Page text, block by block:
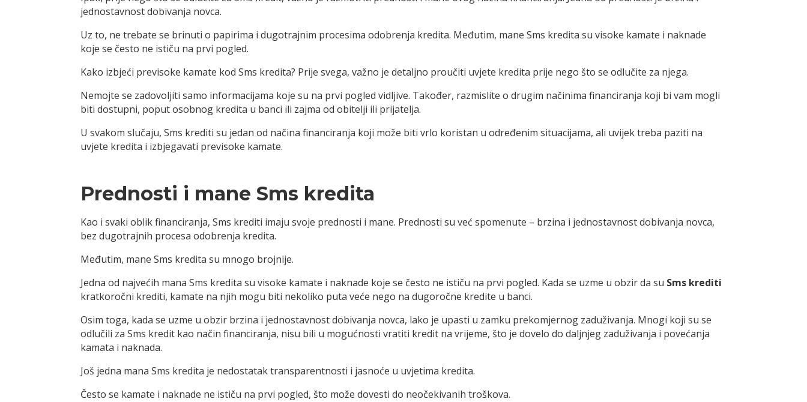
jednostavnost dobivanja novca.
Uz to, ne trebate se brinuti o papirima i dugotrajnim procesima odobrenja kredita. Međutim, mane Sms kredita su visoke kamate i naknade
koje se često ne ističu na prvi pogled.
Kako izbjeći previsoke kamate kod Sms kredita? Prije svega, važno je detaljno proučiti uvjete kredita prije nego što se odlučite za njega.
Nemojte se zadovoljiti samo informacijama koje su na prvi pogled vidljive. Također, razmislite o drugim načinima financiranja koji bi vam mogli
biti dostupni, poput osobnog kredita u banci ili zajma od obitelji ili prijatelja.
U svakom slučaju, Sms krediti su jedan od načina financiranja koji može biti vrlo koristan u određenim situacijama, ali uvijek treba paziti na
uvjete kredita i izbjegavati previsoke kamate.
Prednosti i mane Sms kredita
Kao i svaki oblik financiranja, Sms krediti imaju svoje prednosti i mane. Prednosti su već spomenute – brzina i jednostavnost dobivanja novca,
bez dugotrajnih procesa odobrenja kredita.
Međutim, mane Sms kredita su mnogo brojnije.
Jedna od najvećih mana Sms kredita su visoke kamate i naknade koje se često ne ističu na prvi pogled. Kada se uzme u obzir da su Sms krediti
kratkoročni krediti, kamate na njih mogu biti nekoliko puta veće nego na dugoročne kredite u banci.
Osim toga, kada se uzme u obzir brzina i jednostavnost dobivanja novca, lako je upasti u zamku prekomjernog zaduživanja. Mnogi koji su se
odlučili za Sms kredit kao način financiranja, nisu bili u mogućnosti vratiti kredit na vrijeme, što je dovelo do daljnjeg zaduživanja i povećanja
kamata i naknada.
Još jedna mana Sms kredita je nedostatak transparentnosti i jasnoće u uvjetima kredita.
Često se kamate i naknade ne ističu na prvi pogled, što može dovesti do neočekivanih troškova.